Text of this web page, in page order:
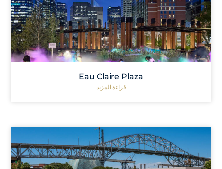
Eau Claire Plaza
قراءة المزيد